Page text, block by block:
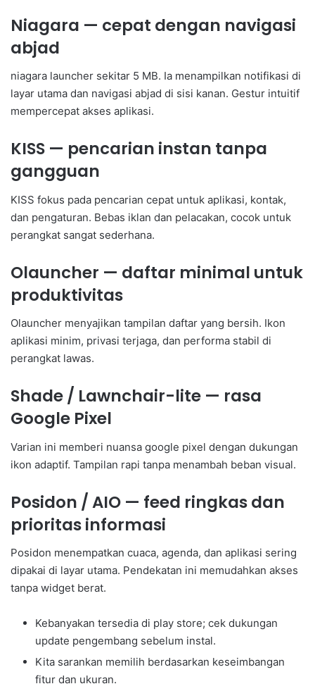
Niagara — cepat dengan navigasi
abjad
niagara launcher sekitar 5 MB. Ia menampilkan notifikasi di
layar utama dan navigasi abjad di sisi kanan. Gestur intuitif
mempercepat akses aplikasi.
KISS — pencarian instan tanpa
gangguan
KISS fokus pada pencarian cepat untuk aplikasi, kontak,
dan pengaturan. Bebas iklan dan pelacakan, cocok untuk
perangkat sangat sederhana.
Olauncher — daftar minimal untuk
produktivitas
Olauncher menyajikan tampilan daftar yang bersih. Ikon
aplikasi minim, privasi terjaga, dan performa stabil di
perangkat lawas.
Shade / Lawnchair-lite — rasa
Google Pixel
Varian ini memberi nuansa google pixel dengan dukungan
ikon adaptif. Tampilan rapi tanpa menambah beban visual.
Posidon / AIO — feed ringkas dan
prioritas informasi
Posidon menempatkan cuaca, agenda, dan aplikasi sering
dipakai di layar utama. Pendekatan ini memudahkan akses
tanpa widget berat.
Kebanyakan tersedia di play store; cek dukungan
update pengembang sebelum instal.
Kita sarankan memilih berdasarkan keseimbangan
fitur dan ukuran.